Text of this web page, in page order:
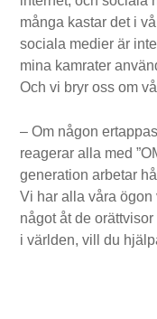
många kastar det i
sociala medier är
mina kamrater
Och vi bryr oss om
– Om någon
reagerar alla med
generation arbetar
Vi har alla våra
något åt de
i världen, vill du